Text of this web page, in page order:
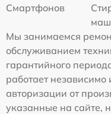
Смартфонов
Мы занимаемся
обслуживанием
гарантийного
работает
авторизации от
указанные на сайте,